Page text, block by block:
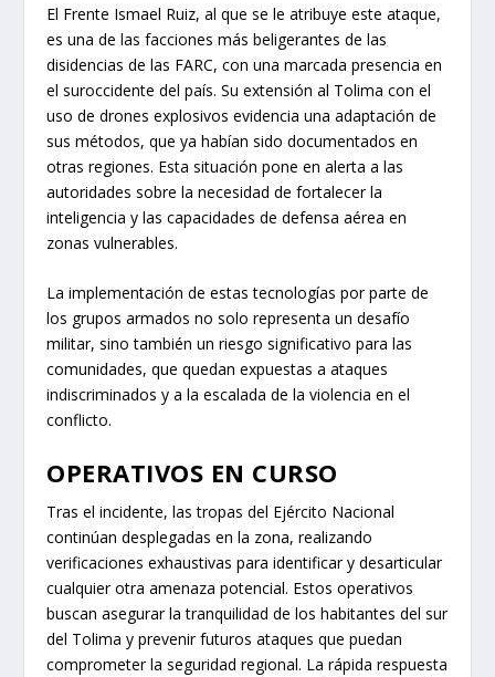
El Frente Ismael Ruiz, al que se le atribuye este ataque,
es una de las facciones más beligerantes de las
disidencias de las FARC, con una marcada presencia en
el suroccidente del país. Su extensión al Tolima con el
uso de drones explosivos evidencia una adaptación de
sus métodos, que ya habían sido documentados en
otras regiones. Esta situación pone en alerta a las
autoridades sobre la necesidad de fortalecer la
inteligencia y las capacidades de defensa aérea en
zonas vulnerables.
La implementación de estas tecnologías por parte de
los grupos armados no solo representa un desafío
militar, sino también un riesgo significativo para las
comunidades, que quedan expuestas a ataques
indiscriminados y a la escalada de la violencia en el
conflicto.
OPERATIVOS EN CURSO
Tras el incidente, las tropas del Ejército Nacional
continúan desplegadas en la zona, realizando
verificaciones exhaustivas para identificar y desarticular
cualquier otra amenaza potencial. Estos operativos
buscan asegurar la tranquilidad de los habitantes del sur
del Tolima y prevenir futuros ataques que puedan
comprometer la seguridad regional. La rápida respuesta